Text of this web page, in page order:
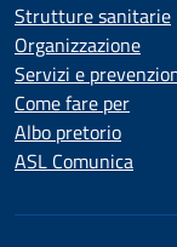
Strutture sanitarie
Organizzazione
Servizi e
Come fare per
Albo pretorio
ASL Comunica